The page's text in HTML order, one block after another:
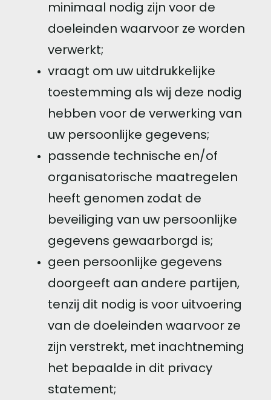
minimaal nodig zijn voor de
doeleinden waarvoor ze worden
verwerkt;
vraagt om uw uitdrukkelijke
toestemming als wij deze nodig
hebben voor de verwerking van
uw persoonlijke gegevens;
passende technische en/of
organisatorische maatregelen
heeft genomen zodat de
beveiliging van uw persoonlijke
gegevens gewaarborgd is;
geen persoonlijke gegevens
doorgeeft aan andere partijen,
tenzij dit nodig is voor uitvoering
van de doeleinden waarvoor ze
zijn verstrekt, met inachtneming
het bepaalde in dit privacy
statement;